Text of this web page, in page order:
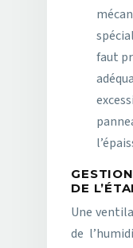
faut
DE
Une
de